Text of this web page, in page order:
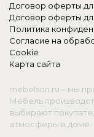
Договор оферты
Договор оферты
Политика
Согласие на
Cookie
Карта сайта
mebelson.ru – мы
Мебель
выбирают
атмосферы в доме.